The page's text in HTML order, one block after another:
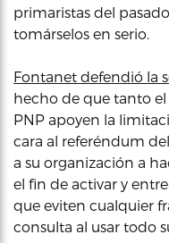
primaristas del
tomárselos en serio.
Fontanet defendió la
hecho de que tanto
PNP apoyen la
cara al referéndum
a su organización a
el fin de activar y
que eviten cualquier
consulta al usar todo